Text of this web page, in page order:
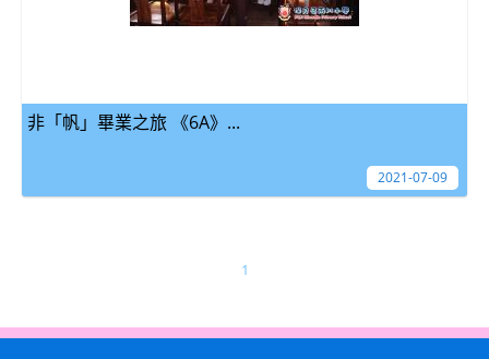
非「帆」畢業之旅 《6A》...
2021-07-09
1